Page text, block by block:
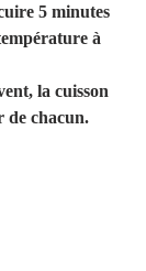
5 minutes
à
la cuisson
de chacun.